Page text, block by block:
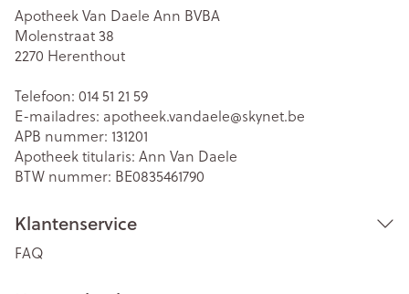
Apotheek Van Daele Ann BVBA
Molenstraat 38
2270 Herenthout
Telefoon: 014 51 21 59
E-mailadres: apotheek.vandaele@skynet.be
APB nummer: 131201
Apotheek titularis: Ann Van Daele
BTW nummer: BE0835461790
Klantenservice
FAQ